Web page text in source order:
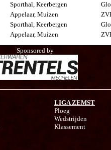
Sporthal, Keerbergen
Appelaar, Muizen
Sporthal, Keerbergen
Appelaar, Muizen
Sponsored by
LIGA ZEMST
Ploeg
Wedstrijden
Klassement